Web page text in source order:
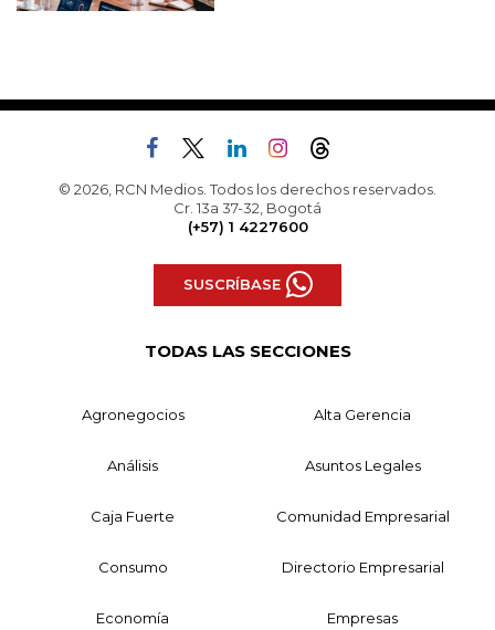
© 2026, RCN Medios. Todos los derechos reservados.
Cr. 13a 37-32, Bogotá
(+57) 1 4227600
SUSCRÍBASE
TODAS LAS SECCIONES
Agronegocios Alta Gerencia
Análisis Asuntos Legales
Caja Fuerte Comunidad Empresarial
Consumo Directorio Empresarial
Economía Empresas